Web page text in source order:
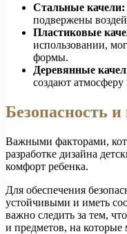
Стальные качели:
подвержены
Пластиковые
использовании,
формы.
Деревянные
создают
Безопасность
Важными факторами,
разработке дизайна
комфорт ребенка.
Для обеспечения
устойчивыми и иметь
важно следить за тем,
и предметов, на которые